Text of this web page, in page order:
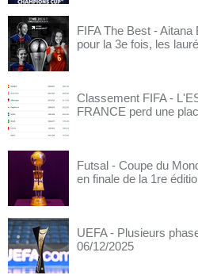
FIFA The Best -
pour la 3e fois, les
Classement FIFA -
FRANCE perd une
Futsal - Coupe du
en finale de la 1re
UEFA - Plusieurs
06/12/2025